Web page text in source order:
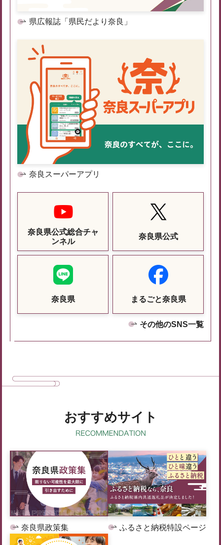
県広報誌「県民だより奈良」
奈良スーパーアプリ
奈良県公式総合チャ
ンネル
奈良県公式
奈良県 まるごと奈良県
その他のSNS一覧
おすすめサイト
奈良県政策集 ふるさと納税特設ページ